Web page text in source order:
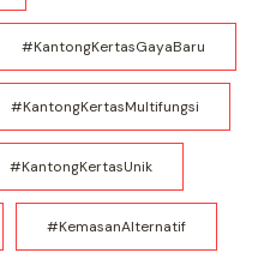
#KantongKertasGayaBaru
#KantongKertasMultifungsi
#KantongKertasUnik
#KemasanAlternatif